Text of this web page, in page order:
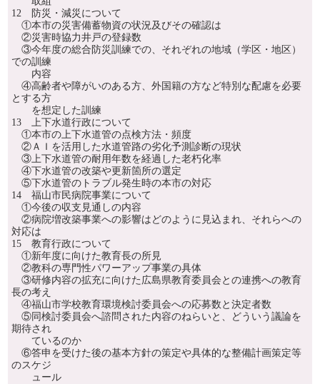
12 防災・減災について
①本市の災害備蓄物資の状況及びその確認は
②災害時協力井戸の登録数
③今年度の総合防災訓練での、それぞれの地域（学区・地区）
での訓練
内容
④高齢者や障がいのある方、外国籍の方など特別な配慮を必要
とする方
を想定した訓練
13 上下水道行政について
①本市の上下水道管の点検方法・頻度
②ＡＩを活用した水道管路の劣化予測診断の現状
③上下水道管の耐用年数を経過した老朽化率
④下水道管の改築や更新箇所の選定
⑤下水道管のトラブル発生時の本市の対応
14 福山市民病院事業について
①今後の収支見通しの内容
②病院増改築事業への影響はどのように見込まれ、それらへの
対応は
15 教育行政について
①新年度に向けた教育長の所見
②教科の専門性パワーアップ事業の具体
③研修内容の拡充に向けた広島県教育委員会との連携への教育
長の考え
④福山市学校教育環境検討委員会への応募数と決定者数
⑤同検討委員会へ諮問された内容のねらいと、どういう議論を
期待され
ているのか
⑥答申を受けた後の基本方針の策定や具体的な整備計画策定等
のスケジ
ュール